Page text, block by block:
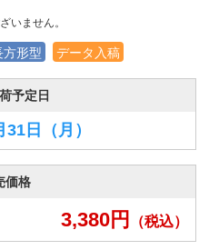
いません。
方形型 データ入稿
予定日
31日 （月）
価格
3,380円 （税込）